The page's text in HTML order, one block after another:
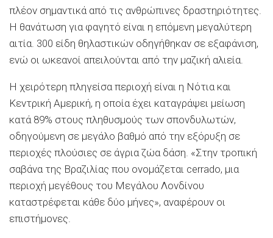
πλέον σημαντικά από τις ανθρώπινες δραστηριότητες.
Η θανάτωση για φαγητό είναι η επόμενη μεγαλύτερη
αιτία. 300 είδη θηλαστικών οδηγήθηκαν σε εξαφάνιση,
ενώ οι ωκεανοί απειλούνται από την μαζική αλιεία.
Η χειρότερη πληγείσα περιοχή είναι η Νότια και
Κεντρική Αμερική, η οποία έχει καταγράψει μείωση
κατά 89% στους πληθυσμούς των σπονδυλωτών,
οδηγούμενη σε μεγάλο βαθμό από την εξόρυξη σε
περιοχές πλούσιες σε άγρια ζώα δάση. «Στην τροπική
σαβάνα της Βραζιλίας που ονομάζεται cerrado, μια
περιοχή μεγέθους του Μεγάλου Λονδίνου
καταστρέφεται κάθε δύο μήνες», αναφέρουν οι
επιστήμονες.